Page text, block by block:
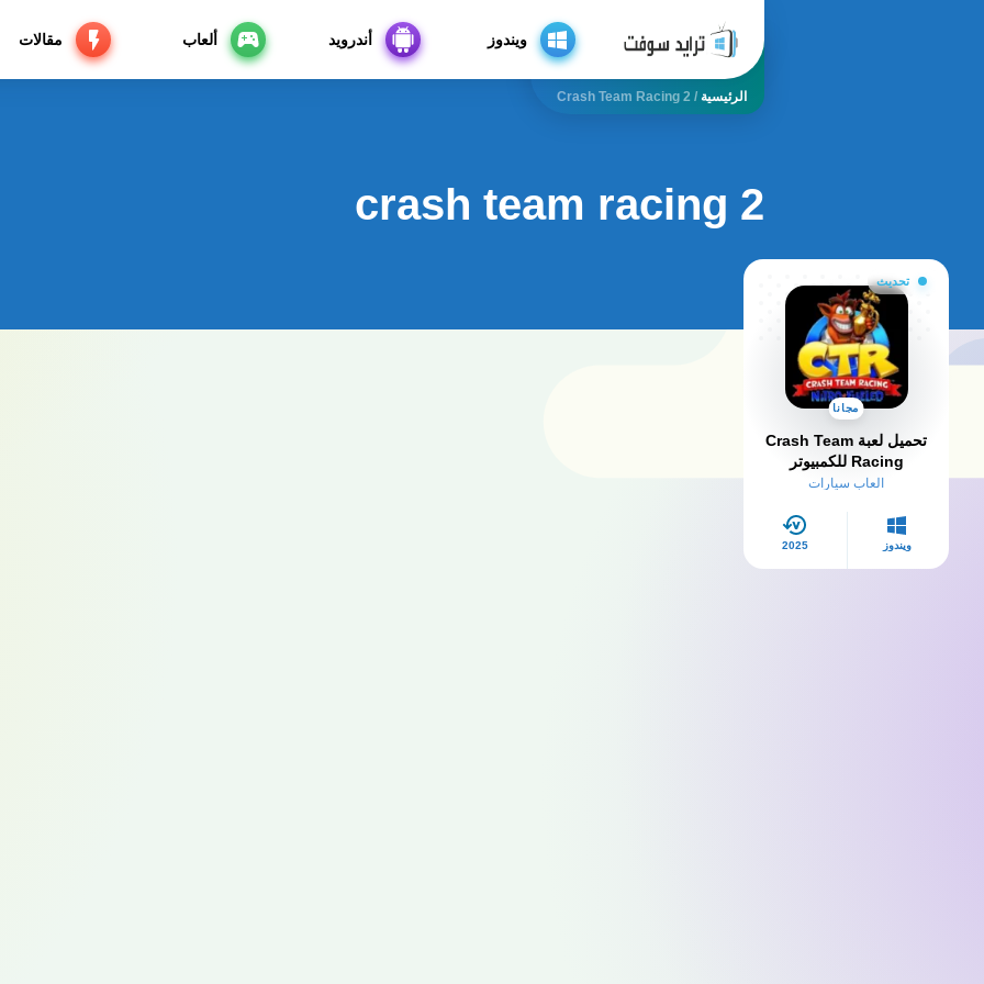
ويندوز أندرويد ألعاب مقالات
الرئيسية /
Crash Team Racing 2
crash team racing 2
تحديث
مجانا
تحميل لعبة Crash Team
Racing للكمبيوتر
العاب سيارات
ويندوز 2025